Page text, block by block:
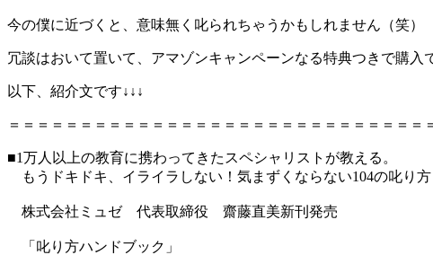
今の僕に近づくと、意味無く叱られちゃうかもしれません（笑）
冗談はおいて置いて、アマゾンキャンペーンなる特典つきで購
以下、紹介文です↓↓↓
＝＝＝＝＝＝＝＝＝＝＝＝＝＝＝＝＝＝＝＝＝＝＝＝＝＝＝＝＝
■1万人以上の教育に携わってきたスペシャリストが教える。
もうドキドキ、イライラしない！気まずくならない104の叱り方
株式会社ミュゼ 代表取締役 齋藤直美新刊発売
「叱り方ハンドブック」